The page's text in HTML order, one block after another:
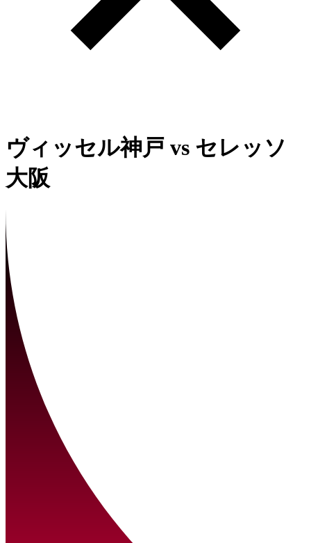
ヴィッセル神戸 vs セレッソ
大阪